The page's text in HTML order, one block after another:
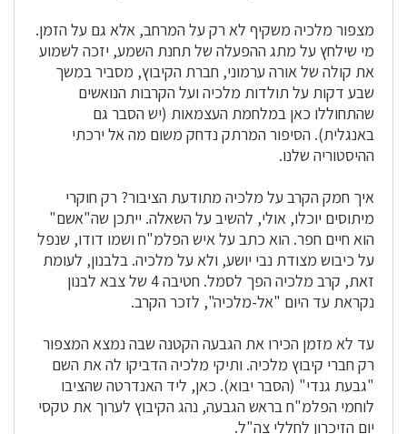
מצפור מלכיה משקיף לא רק על המרחב, אלא גם על הזמן.
מי שילחץ על מתג ההפעלה של תחנת השמע, יזכה לשמוע
את קולה של אורה ערמוני, חברת הקיבוץ, מסביר במשך
שבע דקות על תולדות מלכיה ועל הקרבות הנואשים
שהתחוללו כאן במלחמת העצמאות (יש הסבר גם
באנגלית). הסיפור המרתק נדחק משום מה אל ירכתי
ההיסטוריה שלנו.
איך חמק הקרב על מלכיה מתודעת הציבור? רק חוקרי
מיתוסים יוכלו, אולי, להשיב על השאלה. ייתכן שה"אשם"
הוא חיים חפר. הוא כתב על איש הפלמ"ח ושמו דודו, שנפל
על כיבוש מצודת נבי יושע, ולא על מלכיה. בלבנון, לעומת
זאת, קרב מלכיה הפך לסמל. חטיבה 4 של צבא לבנון
נקראת עד היום "אל-מלכיה", לזכר הקרב.
עד לא מזמן הכירו את הגבעה הקטנה שבה נמצא המצפור
רק חברי קיבוץ מלכיה. ותיקי מלכיה הדביקו לה את השם
"גבעת גנדי" (הסבר יבוא). כאן, ליד האנדרטה שהציבו
לוחמי הפלמ"ח בראש הגבעה, נהג הקיבוץ לערוך את טקסי
יום הזיכרון לחללי צה"ל.